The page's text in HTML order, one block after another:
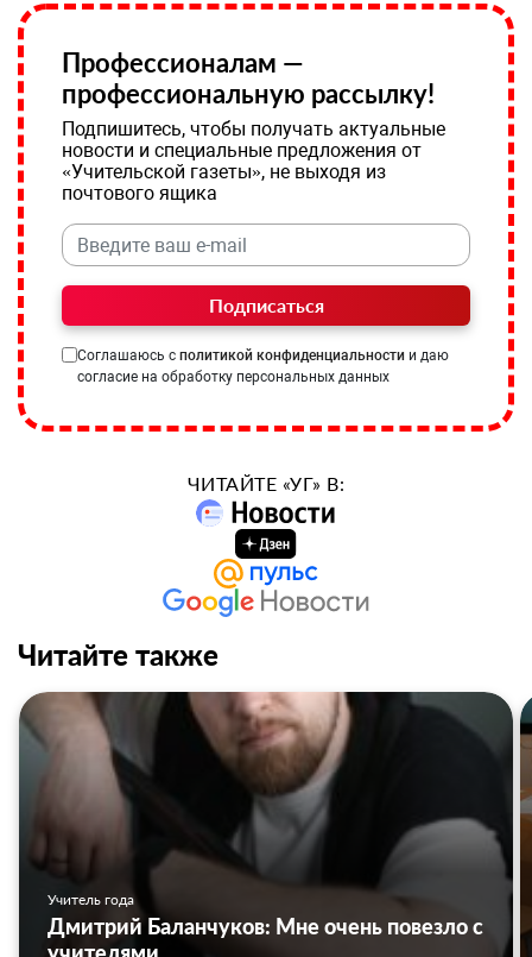
Профессионалам —
профессиональную рассылку!
Подпишитесь, чтобы получать актуальные
новости и специальные предложения от
«Учительской газеты», не выходя из
почтового ящика
Подписаться
Соглашаюсь с политикой конфиденциальности и даю
согласие на обработку персональных данных
ЧИТАЙТЕ «УГ» В:
Читайте также
Учитель года
Дмитрий Баланчуков: Мне очень повезло с